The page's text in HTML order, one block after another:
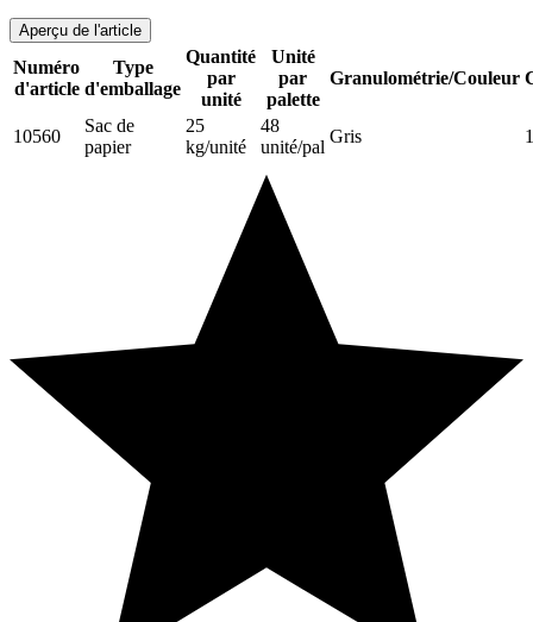
Aperçu de l'article
Numéro
d'article
Type
d'emballage
Quantité
par
unité
Unité
par
palette
Granulométrie/Couleur
10560
Sac de
papier
25
kg/unité
48
unité/pal
Gris